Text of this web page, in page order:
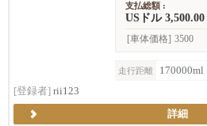
支払総額 :
USドル 3,500.00
[車体価格] 3500
走行距離
170000ml
[登録者] rii123
詳細